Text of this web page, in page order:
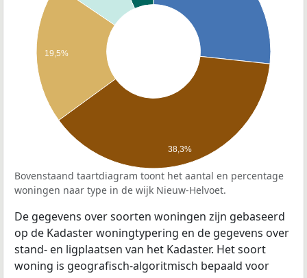
19,5%
38,3%
Bovenstaand taartdiagram toont het aantal en percentage
woningen naar type in de wijk Nieuw-Helvoet.
De gegevens over soorten woningen zijn gebaseerd
op de Kadaster woningtypering en de gegevens over
stand- en ligplaatsen van het Kadaster. Het soort
woning is geografisch-algoritmisch bepaald voor